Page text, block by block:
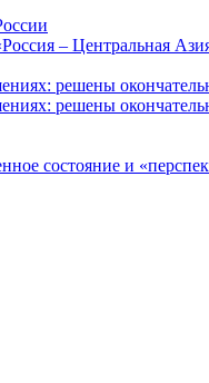
– Центральная
решены
решены
состояние и